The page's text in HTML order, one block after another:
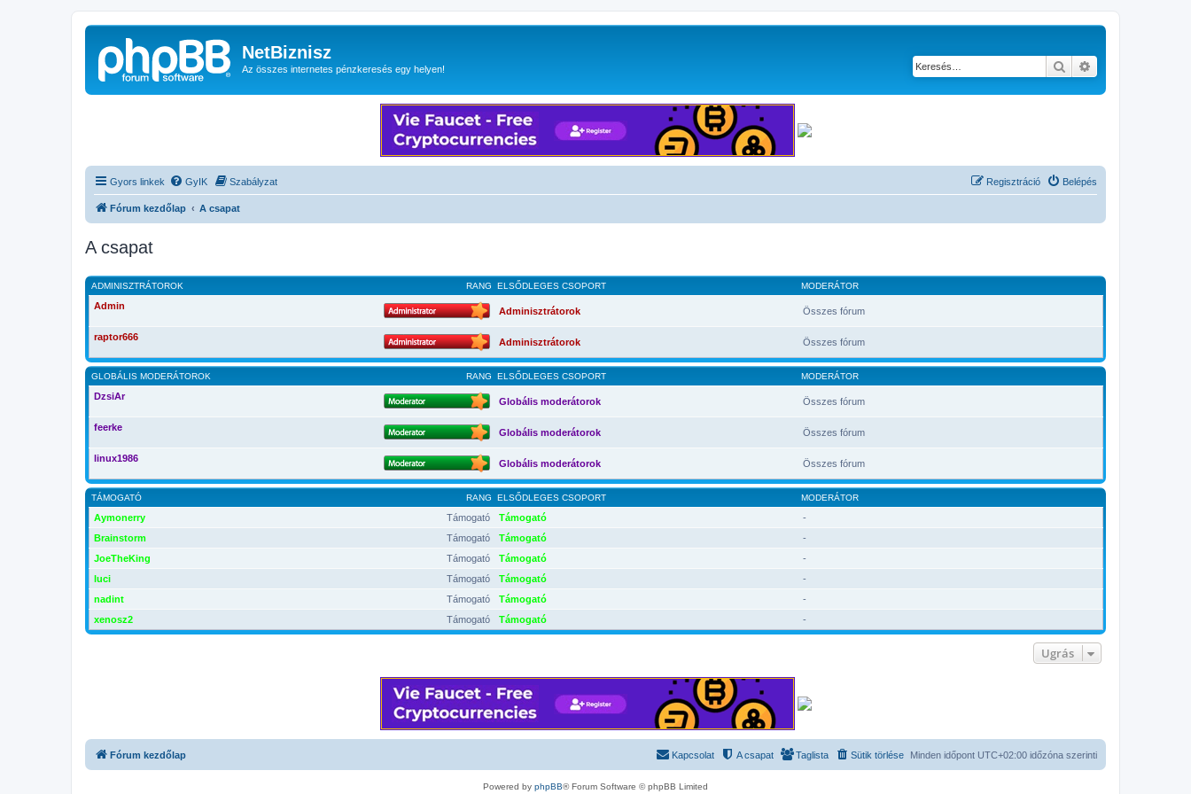
NetBiznisz
Az összes internetes pénzkeresés egy helyen! Keresés
Gyors linkek GyIK Szabályzat Belépés
Regisztráció
Fórum kezdőlap A csapat
A csapat
RANG
ADMINISZTRÁTOROK ELSŐDLEGES CSOPORT MODERÁTOR
Admin Adminisztrátorok Összes fórum
raptor666 Adminisztrátorok Összes fórum
RANG
GLOBÁLIS MODERÁTOROK ELSŐDLEGES CSOPORT MODERÁTOR
DzsiAr Globális moderátorok Összes fórum
feerke Globális moderátorok Összes fórum
linux1986 Globális moderátorok Összes fórum
RANG
TÁMOGATÓ ELSŐDLEGES CSOPORT MODERÁTOR
Támogató
Aymonerry Támogató
-
Támogató
Brainstorm Támogató
-
Támogató
JoeTheKing Támogató
-
Támogató
luci Támogató
-
Támogató
nadint Támogató
-
Támogató
xenosz2 Támogató -
Ugrás
Fórum kezdőlap Minden időpont UTC+02:00 időzóna szerinti
Sütik törlése
Taglista
A csapat
Kapcsolat
Powered by phpBB® Forum Software © phpBB Limited